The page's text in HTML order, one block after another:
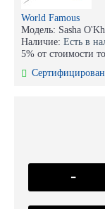
World Famous
Модель: Sasha
Наличие: Есть в
5% от стоимости
-